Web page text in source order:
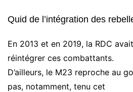
Quid de l’intégration des
En 2013 et en 2019, la RDC
réintégrer ces combattants.
D’ailleurs, le M23 reproche au
pas, notamment, tenu cet